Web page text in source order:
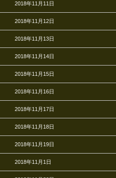
2018年11月11日
2018年11月12日
2018年11月13日
2018年11月14日
2018年11月15日
2018年11月16日
2018年11月17日
2018年11月18日
2018年11月19日
2018年11月1日